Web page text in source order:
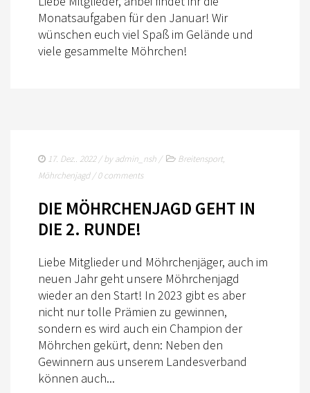
Monatsaufgaben für den Januar! Wir
wünschen euch viel Spaß im Gelände und
viele gesammelte Möhrchen!
17. Dez.. 2022/ byadmin_nsh / Breitensport,
Möhrchenjagd/0 comments
DIE MÖHRCHENJAGD GEHT IN
DIE 2. RUNDE!
Liebe Mitglieder und Möhrchenjäger, auch im
neuen Jahr geht unsere Möhrchenjagd
wieder an den Start! In 2023 gibt es aber
nicht nur tolle Prämien zu gewinnen,
sondern es wird auch ein Champion der
Möhrchen gekürt, denn: Neben den
Gewinnern aus unserem Landesverband
können auch...